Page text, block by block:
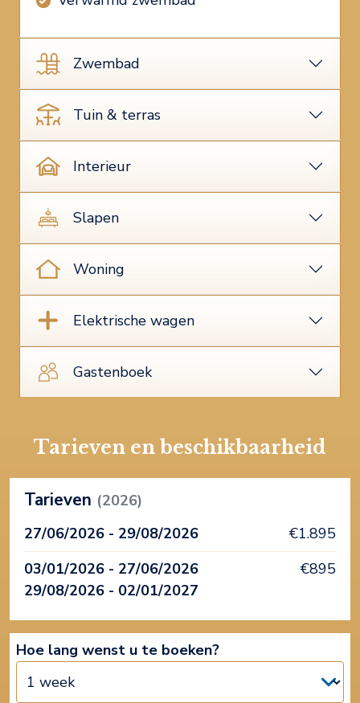
Zwembad
Tuin & terras
Interieur
Slapen
Woning
Elektrische wagen
Gastenboek
Tarieven en beschikbaarheid
Tarieven (2026)
27/06/2026 - 29/08/2026
€1.895
03/01/2026 - 27/06/2026
29/08/2026 - 02/01/2027
€895
Hoe lang wenst u te boeken?